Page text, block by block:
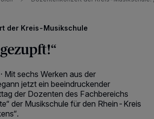
der Kreis-Musikschule
· Mit sechs Werken aus der
jetzt ein beeindruckender
der Dozenten des Fachbereichs
der Musikschule für den Rhein-Kreis